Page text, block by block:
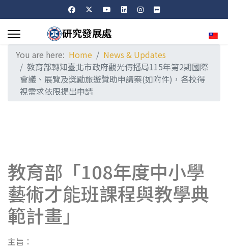
You are here: Home
News & Updates
教育部轉知臺北市政府觀光傳播局115年第2期國際
會議、展覽及獎勵旅遊贊助申請案(如附件)，各校得
視需求依限提出申請
教育部「108年度中小學
藝術才能班課程與教學典
範計畫」
主旨：